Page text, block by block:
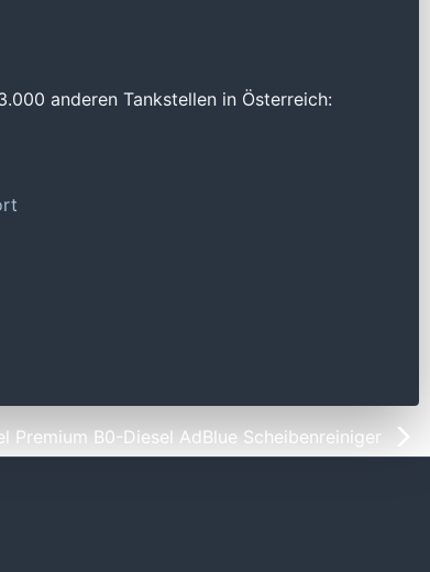
anderen Tankstellen in Österreich:
Premium B0-Diesel AdBlue Scheibenreiniger